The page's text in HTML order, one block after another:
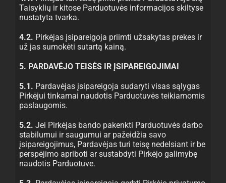
Taisyklių ir kitose Parduotuvės informacijos skiltyse
nustatyta tvarka.
4.2. Pirkėjas įsipareigoja priimti užsakytas prekes ir
už jas sumokėti sutartą kainą.
5. PARDAVĖJO TEISĖS IR ĮSIPAREIGOJIMAI
5.1. Pardavėjas įsipareigoja sudaryti visas sąlygas
Pirkėjui tinkamai naudotis Parduotuvės teikiamomis
paslaugomis.
5.2. Jei Pirkėjas bando pakenkti Parduotuvės darbo
stabilumui ir saugumui ar pažeidžia savo
įsipareigojimus, Pardavėjas turi teisę nedelsiant ir be
perspėjimo apriboti ar sustabdyti Pirkėjo galimybę
naudotis Parduotuve.